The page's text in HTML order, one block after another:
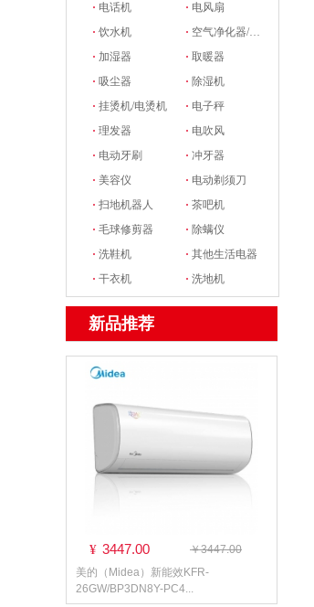
· 电话机 · 电风扇
·饮水机 · 空气净化器/新风系统
· 加湿器 ·取暖器
·吸尘器 · 除湿机
·挂烫机/电烫机 · 电子秤
·理发器 · 电吹风
· 电动牙刷 ·冲牙器
·美容仪 · 电动剃须刀
·扫地机器人 ·茶吧机
·毛球修剪器 · 除螨仪
·洗鞋机 ·其他生活电器
·干衣机 ·洗地机
新品推荐
¥ 3447.00
￥3447.00
美的（Midea）新能效KFR-
26GW/BP3DN8Y-PC4...